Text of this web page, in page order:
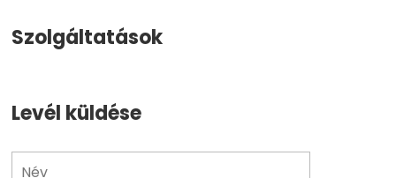
Szolgáltatások
Levél küldése